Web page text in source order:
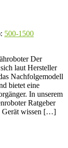
500-1500
Der
laut Hersteller
Nachfolgemodell
bietet eine
In unserem
Ratgeber
Gerät wissen […]